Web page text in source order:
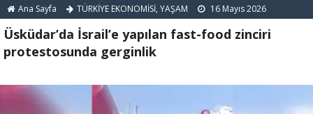
Ana Sayfa TÜRKİYE EKONOMİSİ, YAŞAM 16 Mayıs 2026
Üsküdar’da İsrail’e yapılan fast-food zinciri
protestosunda gerginlik